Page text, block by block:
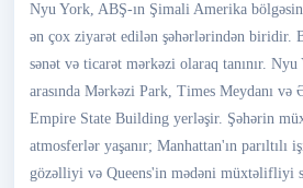
Nyu York, ABŞ-ın Şimali Amerika
ən çox ziyarət edilən şəhərlərindən biridir.
sənət və ticarət mərkəzi olaraq tanınır.
arasında Mərkəzi Park, Times Meydanı və
Empire State Building yerləşir. Şəhərin
atmosferlər yaşanır; Manhattan'ın parıltılı
gözəlliyi və Queens'in mədəni müxtəlifliyi